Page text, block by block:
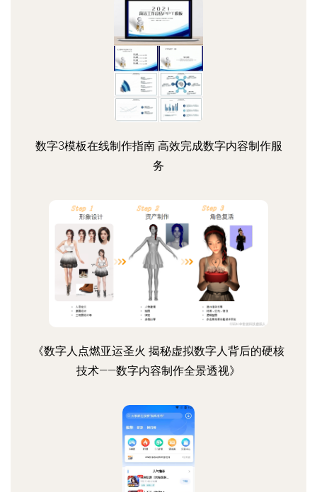
数字3模板在线制作指南 高效完成数字内容制作服
务
《数字人点燃亚运圣火 揭秘虚拟数字人背后的硬核
技术——数字内容制作全景透视》